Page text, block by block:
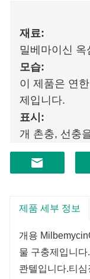
재료:
밀베마이신 옥
모습:
이 제품은 연
제입니다.
표시:
개 촌충, 선충
하는데 사용됩
제품 세부 정보
개용
물 구충제입니다
콴텔입니다.티 심